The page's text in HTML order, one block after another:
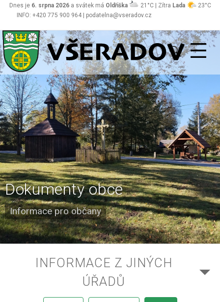
INFO: +420 775 900 964 | podatelna@vseradov.cz
Dnes je 6. srpna 2026a svátek má Oldřiška 21°C | Zítra Lada 23°C
Všeradov
Dokumenty obce
Informace pro občany
INFORMACE Z JINÝCH
ÚŘADŮ